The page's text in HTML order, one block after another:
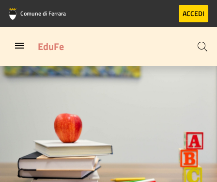
Vai al contenuto principale
Vai al footer
Comune di Ferrara ACCEDI
EduFe